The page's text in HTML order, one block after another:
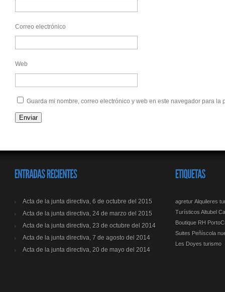
Correo electrónico
Web
Guarda mi nombre, correo electrónico y web en este navegador para la
Acta de la junta directiva, 6 de octubre del 2015
Acta de la junta directiva, 24 de marzo del 2015
Acta de la junta directiva, 23 de octubre del 2014
Acta de la junta directiva, 7 de agosto del 2014
Acta de la junta directiva, 20 de mayo del 2014
agretur Alquileres
Turísticos Altubel
Boutique RH
Suites Peñíscola
Les Doyes turismo